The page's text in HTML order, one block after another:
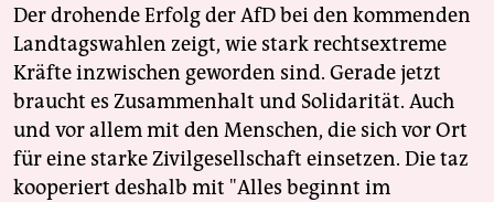
Der drohende Erfolg der AfD bei den kommenden
Landtagswahlen zeigt, wie stark rechtsextreme
Kräfte inzwischen geworden sind. Gerade jetzt
braucht es Zusammenhalt und Solidarität. Auch
und vor allem mit den Menschen, die sich vor Ort
für eine starke Zivilgesellschaft einsetzen. Die taz
kooperiert deshalb mit "Alles beginnt im